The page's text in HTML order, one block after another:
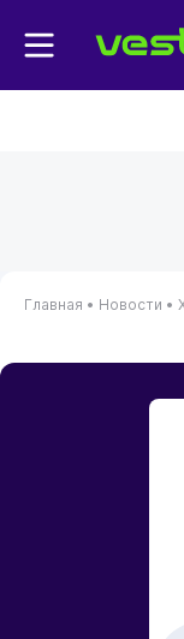
Главная • Новости •